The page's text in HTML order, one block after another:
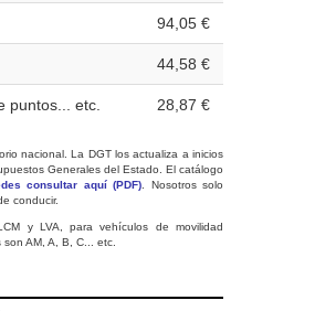
94,05 €
44,58 €
puntos... etc. 28,87 €
nacional. La DGT los actualiza a inicios
Generales del Estado. El catálogo
consultar aquí (PDF) . Nosotros solo
conducir.
y LVA, para vehículos de movilidad
AM, A, B, C... etc.